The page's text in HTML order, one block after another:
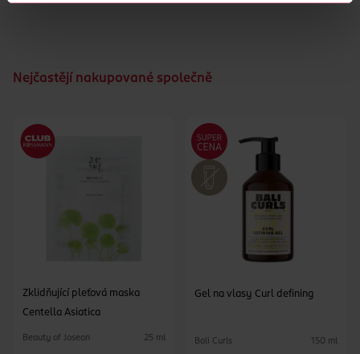
s klínkem
Nejčastějí nakupované společně
Zklidňující pleťová maska
Centella Asiatica
Beauty of Joseon 25 ml
Gel na vlasy Curl defining
Bali Curls 150 ml